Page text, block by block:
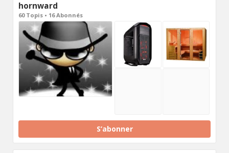
hornward
60 Topis • 16 Abonnés
S’abonner